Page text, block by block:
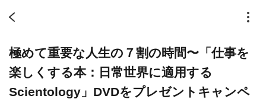
極めて重要な人生の７割の時間〜「仕事を
楽しくする本：日常世界に適用する
Scientology」DVDをプレゼントキャンペ